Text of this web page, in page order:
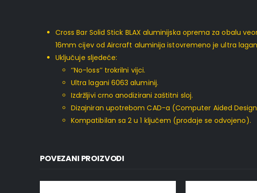
Cross Bar Solid Stick BLAX aluminijska oprema za obalu
16mm cijev od Aircraft aluminija istovremeno je ultra
Uključuje sljedeće:
‘’No-loss’’ trokrilni vijci.
Ultra lagani 6063 aluminij.
Izdržljivi crno anodizirani zaštitni sloj.
Dizajniran upotrebom CAD-a (Computer Aided
Kompatibilan sa 2 u 1 ključem (prodaje se odvojeno).
POVEZANI PROIZVODI